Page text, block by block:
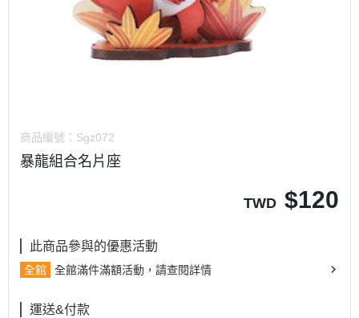
商品編號： Sgz072
暴龍組合名片座
TWD $120
此商品參與的優惠活動
全館 全館滿件滿額活動，請查閱詳情
運送&付款